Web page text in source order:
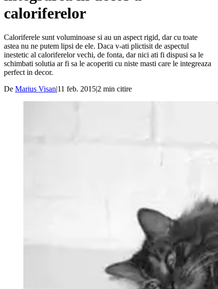
caloriferelor
Caloriferele sunt voluminoase si au un aspect rigid, dar cu toate
astea nu ne putem lipsi de ele. Daca v-ati plictisit de aspectul
inestetic al caloriferelor vechi, de fonta, dar nici ati fi dispusi sa le
schimbati solutia ar fi sa le acoperiti cu niste masti care le integreaza
perfect in decor.
De Marius Visan|11 feb. 2015|2 min citire